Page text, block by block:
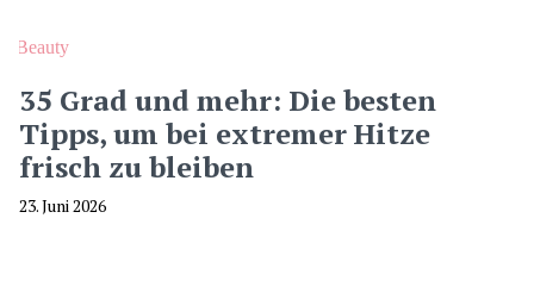
Beauty
35 Grad und mehr: Die besten
Tipps, um bei extremer Hitze
frisch zu bleiben
23. Juni 2026